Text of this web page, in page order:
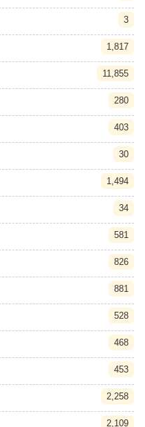
3
1,817
11,855
280
403
30
1,494
34
581
826
881
528
468
453
2,258
2,109